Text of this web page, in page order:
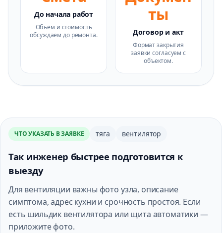
До начала работ
Объём и стоимость
обсуждаем до ремонта.
ты
Договор и акт
Формат закрытия
заявки согласуем с
объектом.
ЧТО УКАЗАТЬ В ЗАЯВКЕ тяга вентилятор
Так инженер быстрее подготовится к
выезду
Для вентиляции важны фото узла, описание
симптома, адрес кухни и срочность простоя. Если
есть шильдик вентилятора или щита автоматики —
приложите фото.